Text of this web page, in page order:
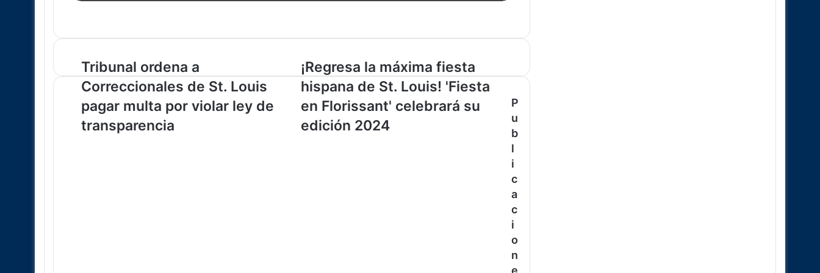
Tribunal
ordena
a
Correccionales
de
St.
Tribunal ordena a
Correccionales de St. Louis
pagar multa por violar ley de
transparencia
¡Regresa
la
máxima
fiesta
hispana
de
¡Regresa la máxima fiesta
hispana de St. Louis! 'Fiesta
en Florissant' celebrará su
edición 2024
P
u
b
l
i
c
a
c
i
o
n
e